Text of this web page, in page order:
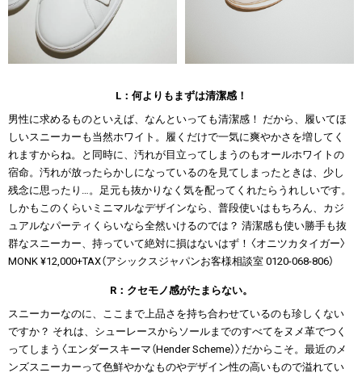
L：何よりもまずは清潔感！
男性に求めるものといえば、なんといっても清潔感！ だから、履いてほ
しいスニーカーも当然ホワイト。履くだけで一気に爽やかさを増してく
れますからね。と同時に、汚れが目立ってしまうのもオールホワイトの
宿命。汚れが放ったらかしになっているのを見てしまったときは、少し
残念に思ったり…。足元も抜かりなく気を配ってくれたらうれしいです。
しかもこのくらいミニマルなデザインなら、普段使いはもちろん、カジ
ュアルなパーティくらいなら全然いけるのでは？ 清潔感も使い勝手も抜
群なスニーカー、持っていて絶対に損はないはず！〈オニツカタイガー〉
MONK ¥12,000+TAX（アシックスジャパンお客様相談室 0120-068-806）
R：クセモノ感がたまらない。
スニーカーなのに、ここまで上品さを持ち合わせているのも珍しくない
ですか？ それは、シューレースからソールまでのすべてをヌメ革でつく
ってしまう〈エンダースキーマ（Hender Scheme）〉だからこそ。最近のメ
ンズスニーカーって色鮮やかなものやデザイン性の高いもので溢れてい